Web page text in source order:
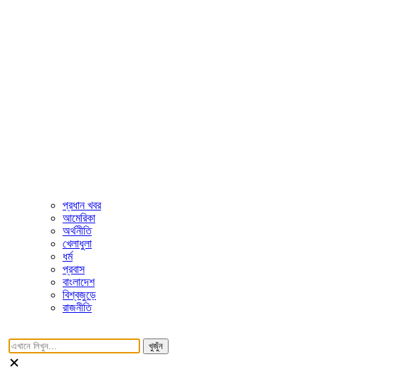
প্রধান খবর
আমেরিকা
অর্থনীতি
খেলাধুলা
ধর্ম
প্রবাস
বাংলাদেশ
বিশ্বজুড়ে
রাজনীতি
খুজুঁন